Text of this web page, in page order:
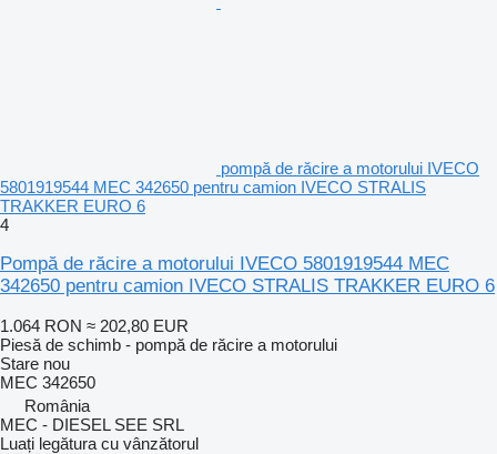
pompă de răcire a motorului IVECO
5801919544 MEC 342650 pentru camion IVECO STRALIS
TRAKKER EURO 6
4
Pompă de răcire a motorului IVECO 5801919544 MEC
342650 pentru camion IVECO STRALIS TRAKKER EURO 6
1.064 RON ≈ 202,80 EUR
Piesă de schimb - pompă de răcire a motorului
Stare nou
MEC 342650
România
MEC - DIESEL SEE SRL
Luați legătura cu vânzătorul